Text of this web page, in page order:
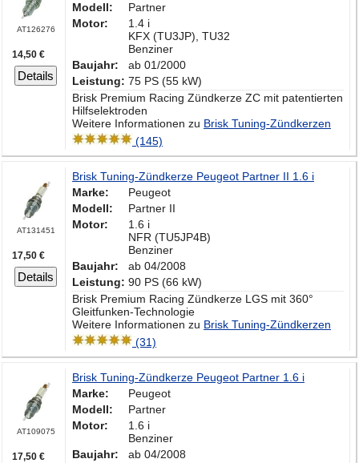
AT126276
14,50 €
Details
Modell:
Partner
Motor:
1.4 i
KFX (TU3JP), TU32
Benziner
Baujahr:
ab 01/2000
Leistung: 75 PS (55 kW)
Brisk Premium Racing Zündkerze ZC mit patentierten
Hilfselektroden
Weitere Informationen zu Brisk Tuning-Zündkerzen
(145)
AT131451
17,50 €
Details
Brisk Tuning-Zündkerze Peugeot Partner II 1.6 i
Marke:
Peugeot
Modell:
Partner II
Motor:
1.6 i
NFR (TU5JP4B)
Benziner
Baujahr:
ab 04/2008
Leistung: 90 PS (66 kW)
Brisk Premium Racing Zündkerze LGS mit 360°
Gleitfunken-Technologie
Weitere Informationen zu Brisk Tuning-Zündkerzen
(31)
AT109075
17,50 €
Brisk Tuning-Zündkerze Peugeot Partner 1.6 i
Marke:
Peugeot
Modell:
Partner
Motor:
1.6 i
Benziner
Baujahr:
ab 04/2008